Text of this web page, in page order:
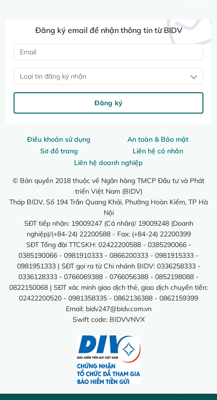
Điều khoản sử dụng
An toàn & Bảo mật
Sơ đồ trang
Liên hệ cá nhân
Liên hệ doanh nghiệp
© Bản quyền 2018 thuộc về Ngân hàng TMCP Đầu tư và Phát
triển Việt Nam (BIDV)
Tháp BIDV, Số 194 Trần Quang Khải, Phường Hoàn Kiếm, TP Hà
Nội
SĐT tiếp nhận: 19009247 (Cá nhân)/ 19009248 (Doanh
nghiệp)/(+84-24) 22200588 - Fax: (+84-24) 22200399
SĐT Tổng đài TTCSKH: 02422200588 - 0385290066 -
0385190066 - 0981910333 - 0866200333 - 0981915333 -
0981951333 | SĐT gọi ra từ Chi nhánh BIDV: 0336258333 -
0336128333 - 0766069388 - 0766056388 - 0852198088 -
0822150068 | SĐT xác minh giao dịch thẻ, giao dịch chuyển tiền:
02422200520 - 0981358335 - 0862136388 - 0862159399
Email: bidv247@bidv.com.vn
Swift code: BIDVVNVX
Đăng ký email để nhận thông tin từ BIDV
Loại tin đăng ký nhận
Đăng ký